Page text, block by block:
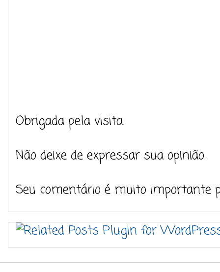
Obrigada pela visita.
Não deixe de expressar sua opinião.
Seu comentário é muito importante